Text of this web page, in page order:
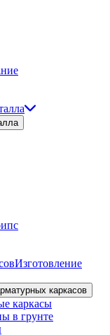
Изготовление
каркасов
каркасы
в грунте